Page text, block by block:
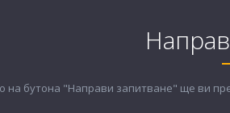
на бутона "Направи запитване" ще ви